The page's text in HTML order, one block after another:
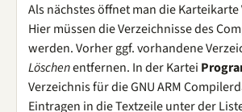
Als nächstes öffnet man die Karteikarte
Hier müssen die Verzeichnisse des
werden. Vorher ggf. vorhandene
Löschenentfernen. In der Kartei
Verzeichnis für die GNU ARM
Eintragen in die Textzeile unter der